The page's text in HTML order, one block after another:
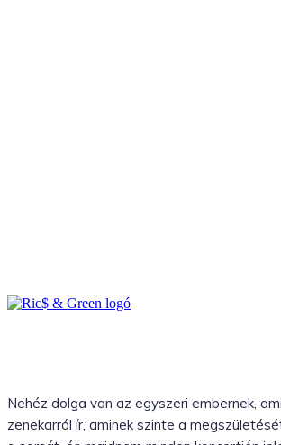
Nehéz dolga van az egyszeri embernek,
zenekarról ír, aminek szinte a